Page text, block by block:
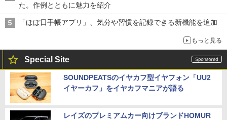
た。作例とともに魅力を紹介
「ほぼ日手帳アプリ」、気分や習慣を記録できる新機能を追加
もっと見る
Special Site
SOUNDPEATSのイヤカフ型イヤフォン「UU2
イヤーカフ」をイヤカフマニアが語る
レイズのプレミアムカー向けブランドHOMUR